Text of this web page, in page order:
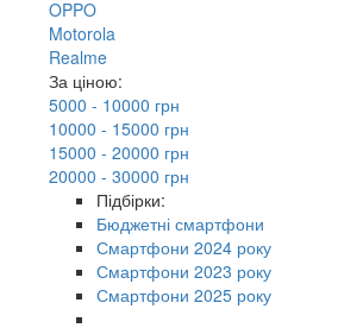
OPPO
Motorola
Realme
За ціною:
5000 - 10000 грн
10000 - 15000 грн
15000 - 20000 грн
20000 - 30000 грн
Підбірки:
Бюджетні смартфони
Смартфони 2024 року
Смартфони 2023 року
Смартфони 2025 року